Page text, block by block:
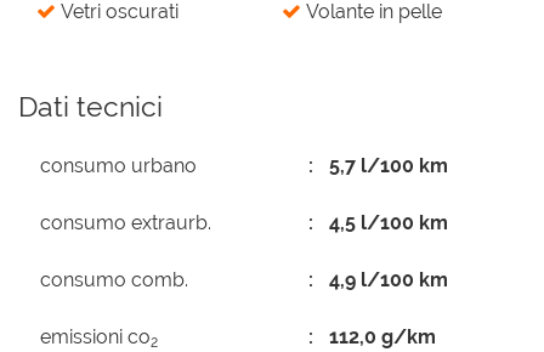
Vetri oscurati Volante in pelle
Dati tecnici
consumo urbano 5,7 l/100 km
consumo extraurb. 4,5 l/100 km
consumo comb. 4,9 l/100 km
emissioni co2 112,0 g/km